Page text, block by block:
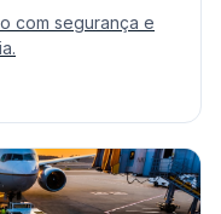
com segurança e